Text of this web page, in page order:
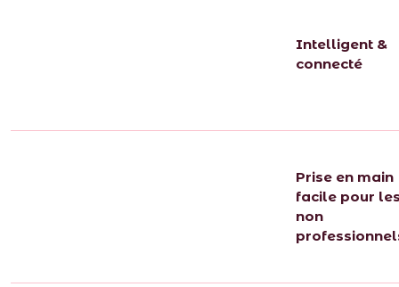
Intelligent &
connecté
Prise en main
facile pour
non